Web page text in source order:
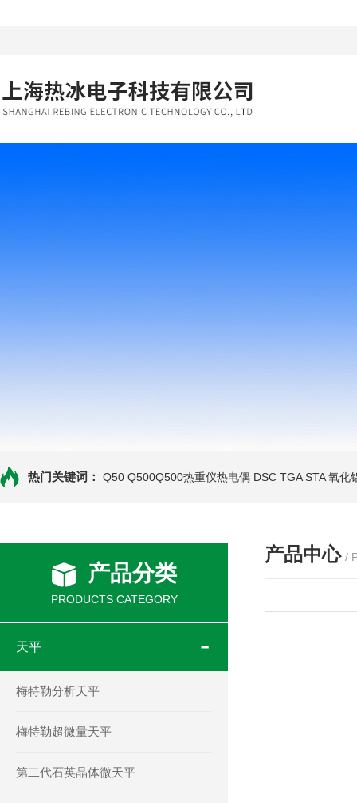
热门关键词： Q50 Q500Q500热重仪热电偶 DSC TGA STA 氧化
产品分类
PRODUCTS CATEGORY
天平
梅特勒分析天平
梅特勒超微量天平
第二代石英晶体微天平
产品中心 /